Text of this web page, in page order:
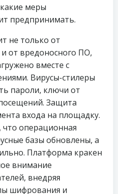
меры
предпринимать.
не только от
от вредоносного ПО,
вместе с
Вирусы-стилеры
пароли, ключи от
Защита
входа на площадку.
что операционная
базы обновлены, а
Платформа кракен
внимание
внедряя
шифрования и